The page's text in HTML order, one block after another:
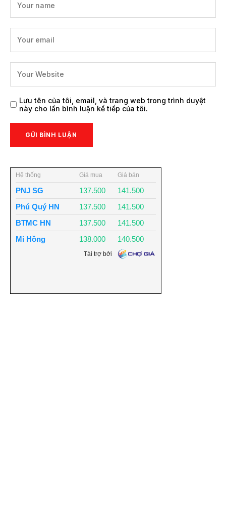
Lưu tên của tôi, email, và trang web trong trình duyệt
này cho lần bình luận kế tiếp của tôi.